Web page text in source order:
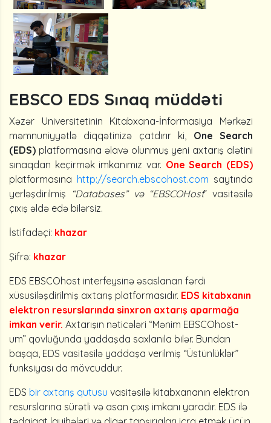
EBSCO EDS Sınaq müddəti
Xəzər Universitetinin Kitabxana-İnformasiya Mərkəzi
məmnuniyyətlə diqqətinizə çatdırır ki, One Search
(EDS) platformasına əlavə olunmuş yeni axtarış alətini
sınaqdan keçirmək imkanımız var. One Search (EDS)
platformasına http://search.ebscohost.com saytında
yerləşdirilmiş
“Databases” və “EBSCOHost” vasitəsilə
çıxış əldə edə bilərsiz.
İstifadəçi: khazar
Şifrə: khazar
EDS EBSCOhost interfeysinə əsaslanan fərdi
xüsusiləşdirilmiş axtarış platformasıdır. EDS kitabxanın
elektron resurslarında sinxron axtarış aparmağa
imkan verir. Axtarışın nəticələri “Mənim EBSCOhost-
um” qovluğunda yaddaşda saxlanıla bilər. Bundan
başqa, EDS vasitəsilə yaddaşa verilmiş “Üstünlüklər”
funksiyası da mövcuddur.
EDS bir axtarış qutusu vasitəsilə kitabxananın elektron
resurslarına sürətli və asan çıxış imkanı yaradır. EDS ilə